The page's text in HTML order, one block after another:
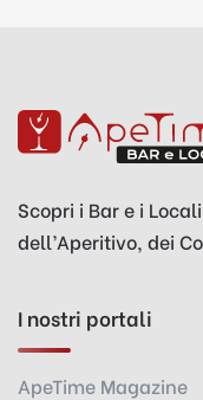
Scopri i Bar e i
dell’Aperitivo, dei
I nostri portali
ApeTime Magazine